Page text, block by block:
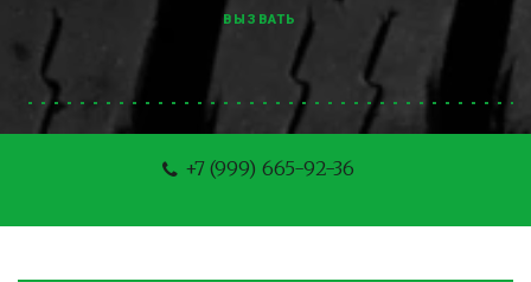
ВЫЗВАТЬ
+7 (999) 665-92-36